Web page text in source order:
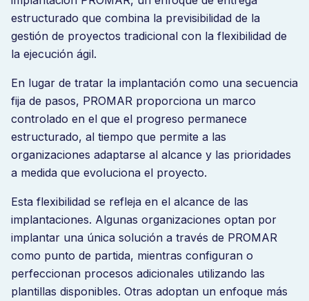
estructurado que combina la previsibilidad de la
gestión de proyectos tradicional con la flexibilidad de
la ejecución ágil.
En lugar de tratar la implantación como una secuencia
fija de pasos, PROMAR proporciona un marco
controlado en el que el progreso permanece
estructurado, al tiempo que permite a las
organizaciones adaptarse al alcance y las prioridades
a medida que evoluciona el proyecto.
Esta flexibilidad se refleja en el alcance de las
implantaciones. Algunas organizaciones optan por
implantar una única solución a través de PROMAR
como punto de partida, mientras configuran o
perfeccionan procesos adicionales utilizando las
plantillas disponibles. Otras adoptan un enfoque más